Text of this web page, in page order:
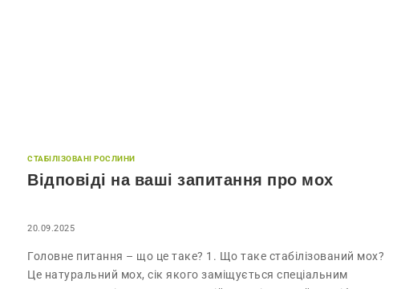
СТАБІЛІЗОВАНІ РОСЛИНИ
Відповіді на ваші запитання про мох
20.09.2025
Головне питання – що це таке? 1. Що таке стабілізований мох?
Це натуральний мох, сік якого заміщується спеціальним